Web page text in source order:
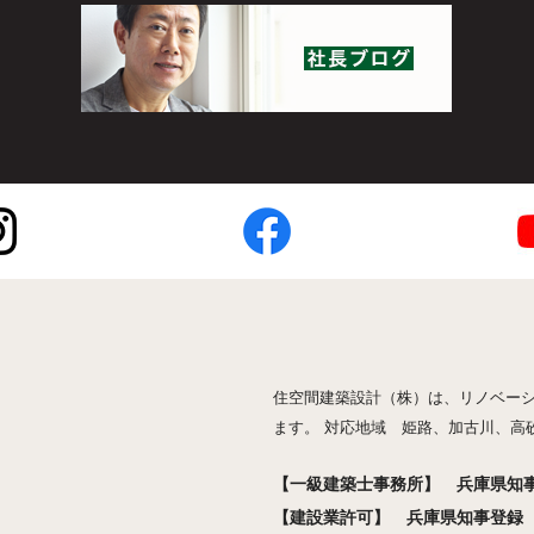
住空間建築設計（株）は、リノベー
ます。 対応地域 姫路、加古川、高
【一級建築士事務所】 兵庫県
【建設業許可】 兵庫県知事登